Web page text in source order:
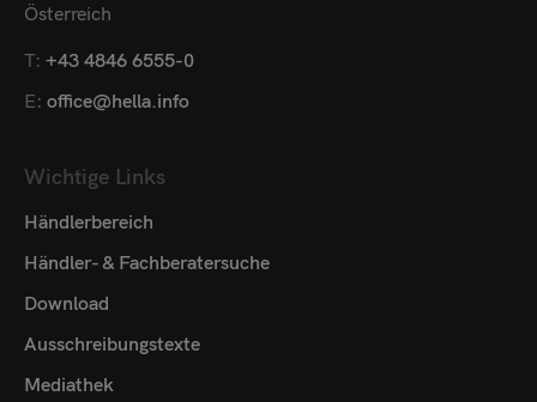
Österreich
T: +43 4846 6555-0
E: office@hella.info
Wichtige Links
Händlerbereich
Händler- & Fachberatersuche
Download
Ausschreibungstexte
Mediathek